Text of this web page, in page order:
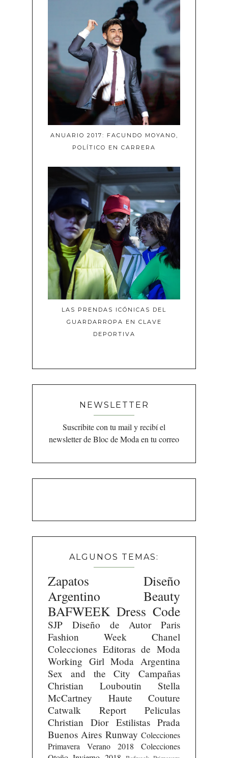
ANUARIO 2017: FACUNDO MOYANO,
POLÍTICO EN CARRERA
LAS PRENDAS ICÓNICAS DEL
GUARDARROPA EN CLAVE
DEPORTIVA
NEWSLETTER
Suscribite con tu mail y recibí el
newsletter de Bloc de Moda en tu correo
ALGUNOS TEMAS:
Zapatos
Diseño
Argentino
Beauty
BAFWEEK Dress Code
SJP Diseño de Autor
Paris
Fashion Week
Chanel
Colecciones Editoras de Moda
Working Girl Moda Argentina
Sex and the City
Campañas
Christian Louboutin
Stella
McCartney
Haute Couture
Catwalk Report
Peliculas
Christian Dior Estilistas Prada
Buenos Aires Runway Colecciones
Primavera Verano 2018
Colecciones